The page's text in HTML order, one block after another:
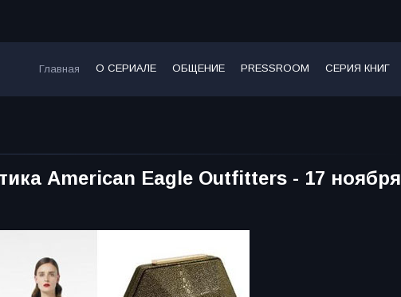
Главная О СЕРИАЛЕ ОБЩЕНИЕ PRESSROOM СЕРИЯ КНИГ
American Eagle Outfitters - 17 ноября